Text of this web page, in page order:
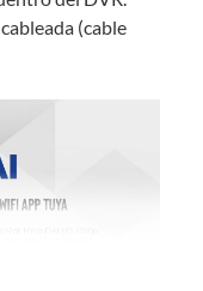
y sin uso, tal como te lo
de una descarga
imperfectos, usados,
remanufacturados o
(cable